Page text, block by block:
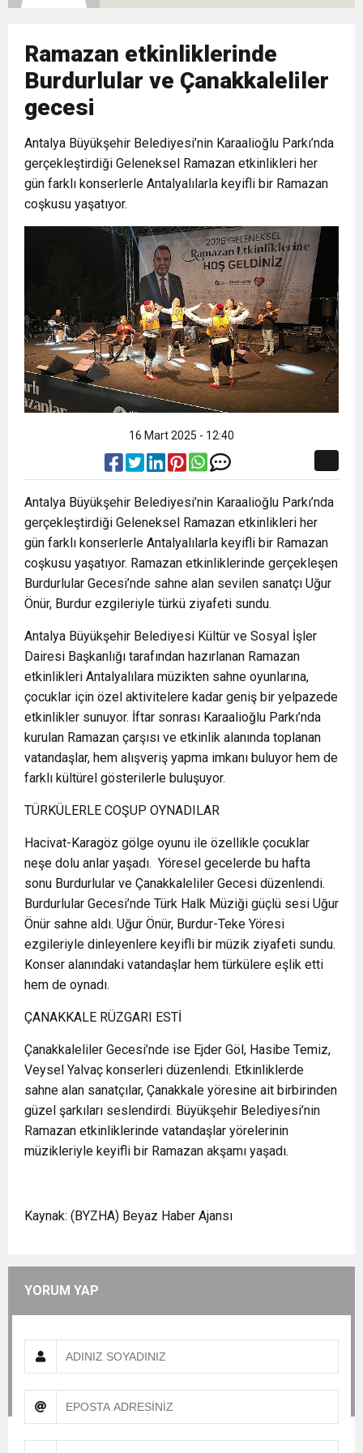
Hedefinde Mehmet Türkmen mi Var?
8:35 Anneler Günü’nde TAMEV ile İyilik ve Dayanışma
Buluşması
14:11 Buca’da Ruhsatı Tartışmalı İnşaat Meclis
Gündeminde: “Cumhurbaşkanı Kararnamesi
18:28 Eğitim Camiasının Yakından Tanıdığı İsim:
Ramazan etkinliklerinde
Burdurlular ve Çanakkaleliler
gecesi
Antalya Büyükşehir Belediyesi’nin Karaalioğlu Parkı’nda
gerçekleştirdiği Geleneksel Ramazan etkinlikleri her
gün farklı konserlerle Antalyalılarla keyifli bir Ramazan
coşkusu yaşatıyor.
16 Mart 2025 - 12:40
Antalya Büyükşehir Belediyesi’nin Karaalioğlu Parkı’nda
gerçekleştirdiği Geleneksel Ramazan etkinlikleri her
gün farklı konserlerle Antalyalılarla keyifli bir Ramazan
coşkusu yaşatıyor. Ramazan etkinliklerinde gerçekleşen
Burdurlular Gecesi’nde sahne alan sevilen sanatçı Uğur
Önür, Burdur ezgileriyle türkü ziyafeti sundu.
Antalya Büyükşehir Belediyesi Kültür ve Sosyal İşler
Dairesi Başkanlığı tarafından hazırlanan Ramazan
etkinlikleri Antalyalılara müzikten sahne oyunlarına,
çocuklar için özel aktivitelere kadar geniş bir yelpazede
etkinlikler sunuyor. İftar sonrası Karaalioğlu Parkı’nda
kurulan Ramazan çarşısı ve etkinlik alanında toplanan
vatandaşlar, hem alışveriş yapma imkanı buluyor hem de
farklı kültürel gösterilerle buluşuyor.
TÜRKÜLERLE COŞUP OYNADILAR
Hacivat-Karagöz gölge oyunu ile özellikle çocuklar
neşe dolu anlar yaşadı. Yöresel gecelerde bu hafta
sonu Burdurlular ve Çanakkaleliler Gecesi düzenlendi.
Burdurlular Gecesi’nde Türk Halk Müziği güçlü sesi Uğur
Önür sahne aldı. Uğur Önür, Burdur-Teke Yöresi
ezgileriyle dinleyenlere keyifli bir müzik ziyafeti sundu.
Konser alanındaki vatandaşlar hem türkülere eşlik etti
hem de oynadı.
ÇANAKKALE RÜZGARI ESTİ
Çanakkaleliler Gecesi’nde ise Ejder Göl, Hasibe Temiz,
Veysel Yalvaç konserleri düzenlendi. Etkinliklerde
sahne alan sanatçılar, Çanakkale yöresine ait birbirinden
güzel şarkıları seslendirdi. Büyükşehir Belediyesi’nin
Ramazan etkinliklerinde vatandaşlar yörelerinin
müzikleriyle keyifli bir Ramazan akşamı yaşadı.
Kaynak: (BYZHA) Beyaz Haber Ajansı
YORUM YAP